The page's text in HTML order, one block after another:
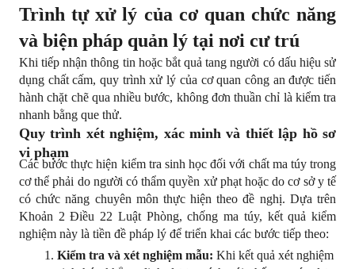
Trình tự xử lý của cơ quan chức năng
và biện pháp quản lý tại nơi cư trú
Khi tiếp nhận thông tin hoặc bắt quả tang người có dấu hiệu sử
dụng chất cấm, quy trình xử lý của cơ quan công an được tiến
hành chặt chẽ qua nhiều bước, không đơn thuần chỉ là kiểm tra
nhanh bằng que thử.
Quy trình xét nghiệm, xác minh và thiết lập hồ sơ
vi phạm
Các bước thực hiện kiểm tra sinh học đối với chất ma túy trong
cơ thể phải do người có thẩm quyền xử phạt hoặc do cơ sở y tế
có chức năng chuyên môn thực hiện theo đề nghị. Dựa trên
Khoản 2 Điều 22 Luật Phòng, chống ma túy, kết quả kiểm
nghiệm này là tiền đề pháp lý để triển khai các bước tiếp theo:
Kiểm tra và xét nghiệm mẫu: Khi kết quả xét nghiệm